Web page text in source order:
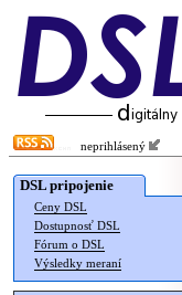
neprihlásený
DSL pripojenie
Ceny DSL
Dostupnosť DSL
Fórum o DSL
Výsledky meraní